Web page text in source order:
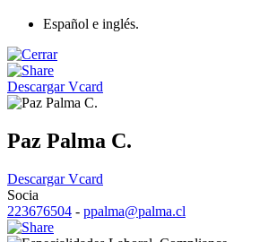
Español e inglés.
Descargar Vcard
Paz Palma C.
Descargar Vcard
Socia
223676504 - ppalma@palma.cl